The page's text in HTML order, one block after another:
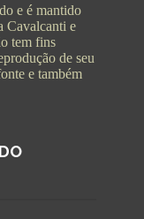
e é mantido
Cavalcanti e
tem fins
de seu
e também